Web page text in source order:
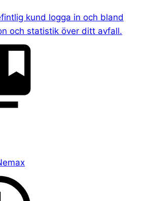
kund logga in och bland
och statistik över ditt avfall.